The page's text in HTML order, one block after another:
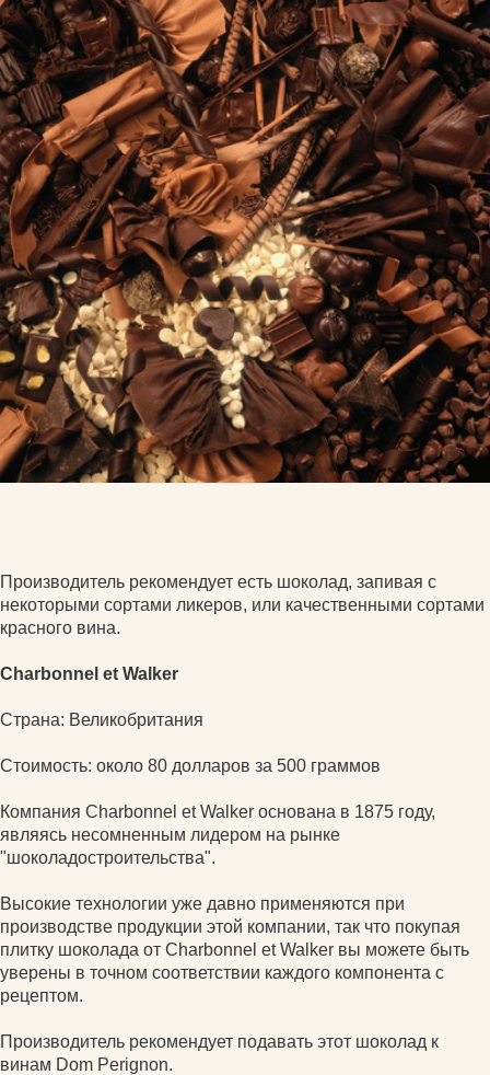
Производитель рекомендует есть шоколад, запивая с
некоторыми сортами ликеров, или качественными сортами
красного вина.
Charbonnel et Walker
Страна: Великобритания
Стоимость: около 80 долларов за 500 граммов
Компания Charbonnel et Walker основана в 1875 году,
являясь несомненным лидером на рынке
"шоколадостроительства".
Высокие технологии уже давно применяются при
производстве продукции этой компании, так что покупая
плитку шоколада от Charbonnel et Walker вы можете быть
уверены в точном соответствии каждого компонента с
рецептом.
Производитель рекомендует подавать этот шоколад к
винам Dom Perignon.